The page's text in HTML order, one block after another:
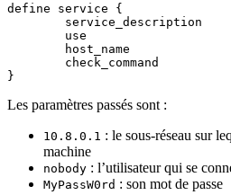
define service {
service_description
use
host_name
check_command
Les paramètres passés sont :
10.8.0.1 : le sous-réseau sur
machine
nobody : l’utilisateur qui se
MyPassW0rd : son mot de passe